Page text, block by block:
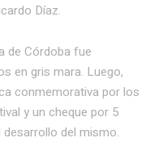
Díaz.
de Córdoba fue
en gris mara. Luego,
conmemorativa por los
y un cheque por 5
del mismo.